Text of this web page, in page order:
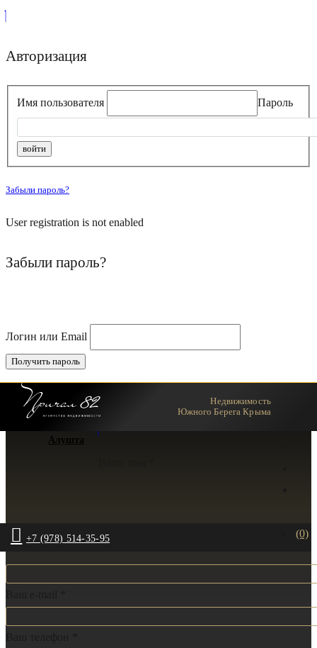
Авторизация
Имя пользователя Пароль
Забыли пароль?
User registration is not enabled
Забыли пароль?
Логин или Email
Ялта
Алушта
+7 (978) 514-35-95 (0)
Недвижимость
Южного Берега Крыма